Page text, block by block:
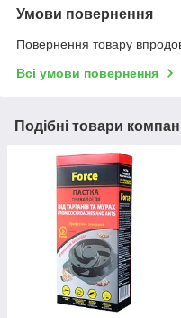
Умови повернення
Повернення товару
Всі умови повернення
Подібні товари